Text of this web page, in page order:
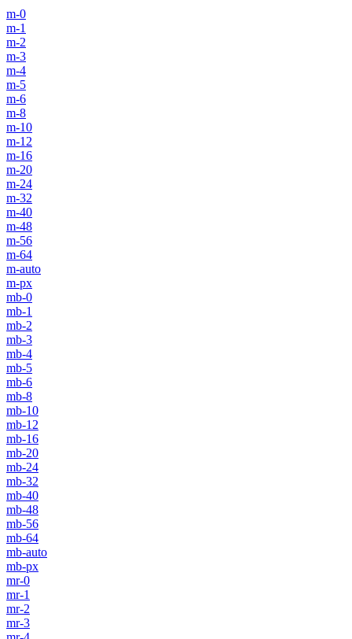
m-0
m-1
m-2
m-3
m-4
m-5
m-6
m-8
m-10
m-12
m-16
m-20
m-24
m-32
m-40
m-48
m-56
m-64
m-auto
m-px
mb-0
mb-1
mb-2
mb-3
mb-4
mb-5
mb-6
mb-8
mb-10
mb-12
mb-16
mb-20
mb-24
mb-32
mb-40
mb-48
mb-56
mb-64
mb-auto
mb-px
mr-0
mr-1
mr-2
mr-3